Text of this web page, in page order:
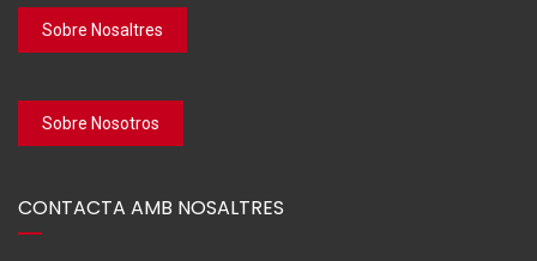
Sobre Nosaltres
Sobre Nosotros
CONTACTA AMB NOSALTRES